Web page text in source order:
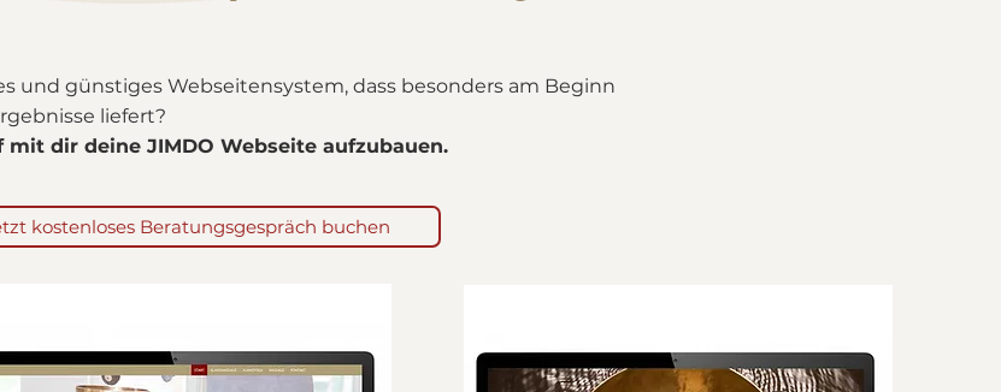
und günstiges Webseitensystem, dass besonders am Beginn
liefert?
dir deine JIMDO Webseite aufzubauen.
kostenloses Beratungsgespräch buchen